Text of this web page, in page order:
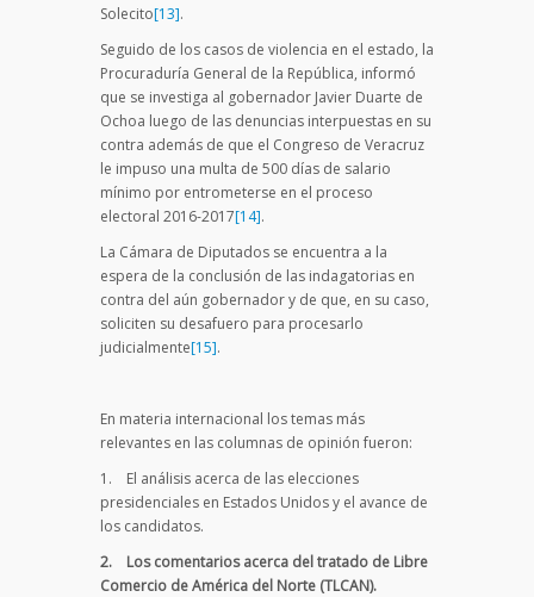
Solecito[13].
Seguido de los casos de violencia en el estado, la
Procuraduría General de la República, informó
que se investiga al gobernador Javier Duarte de
Ochoa luego de las denuncias interpuestas en su
contra además de que el Congreso de Veracruz
le impuso una multa de 500 días de salario
mínimo por entrometerse en el proceso
electoral 2016-2017[14].
La Cámara de Diputados se encuentra a la
espera de la conclusión de las indagatorias en
contra del aún gobernador y de que, en su caso,
soliciten su desafuero para procesarlo
judicialmente[15].
En materia internacional los temas más
relevantes en las columnas de opinión fueron:
1. El análisis acerca de las elecciones
presidenciales en Estados Unidos y el avance de
los candidatos.
2. Los comentarios acerca del tratado de Libre
Comercio de América del Norte (TLCAN).